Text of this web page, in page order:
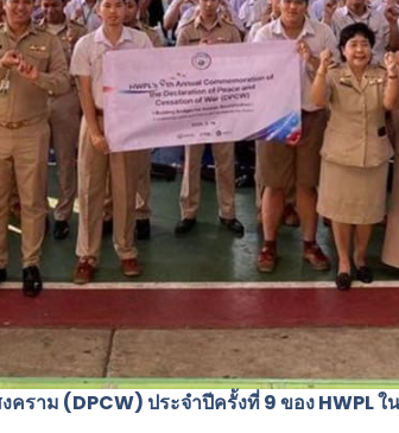
ราม (DPCW) ประจำปีครั้งที่ 9 ของ HWPL ใ